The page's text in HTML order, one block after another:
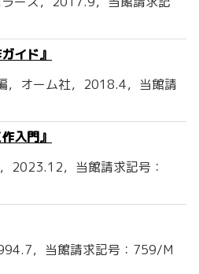
イド』
，オーム社，2018.4，当館請
入門』
2023.12，当館請求記号：
，当館請求記号：759/M